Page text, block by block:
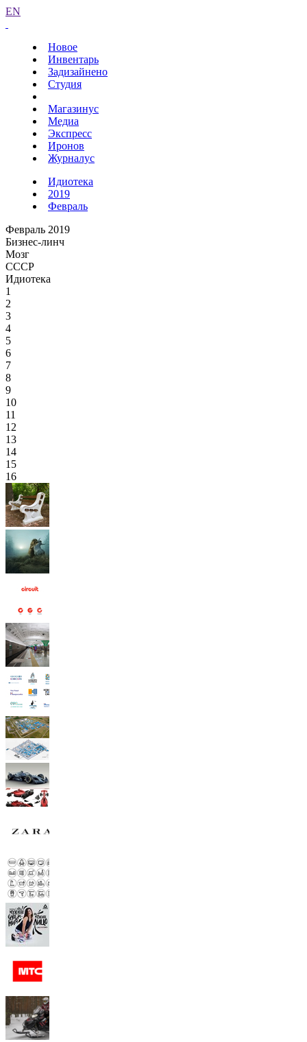
EN
Новое
Инвентарь
Задизайнено
Студия
Магазинус
Медиа
Экспресс
Иронов
Журналус
Идиотека
2019
Февраль
Февраль 2019
Бизнес-линч
Мозг
СССР
Идиотека
1
2
3
4
5
6
7
8
9
10
11
12
13
14
15
16